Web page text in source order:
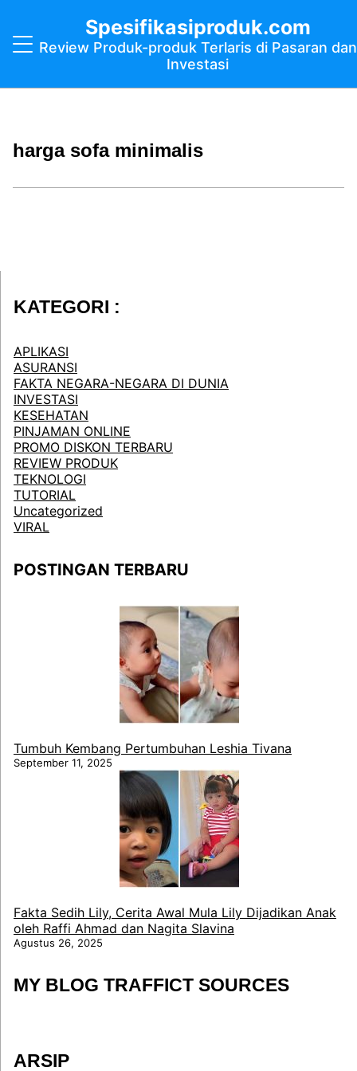
Spesifikasiproduk.com
Review Produk-produk Terlaris di Pasaran dan
Investasi
harga sofa minimalis
KATEGORI :
APLIKASI
ASURANSI
FAKTA NEGARA-NEGARA DI DUNIA
INVESTASI
KESEHATAN
PINJAMAN ONLINE
PROMO DISKON TERBARU
REVIEW PRODUK
TEKNOLOGI
TUTORIAL
Uncategorized
VIRAL
POSTINGAN TERBARU
Tumbuh Kembang Pertumbuhan Leshia Tivana
September 11, 2025
Fakta Sedih Lily, Cerita Awal Mula Lily Dijadikan Anak
oleh Raffi Ahmad dan Nagita Slavina
Agustus 26, 2025
MY BLOG TRAFFICT SOURCES
ARSIP